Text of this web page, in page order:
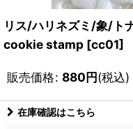
リス/ハリネズミ/象/
cookie stamp [cc01]
販売価格: 880円(税込)
在庫確認はこちら